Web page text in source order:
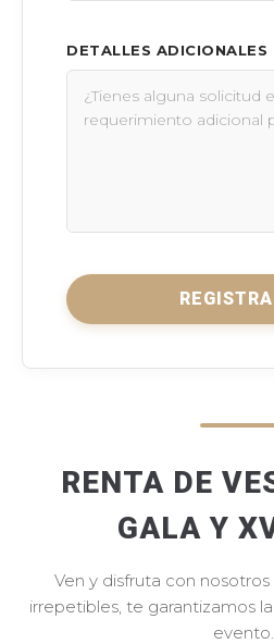
DETALLES ADICIONALES
RENTA DE
GALA Y
Ven y disfruta con
irrepetibles, te garantizamos
evento.